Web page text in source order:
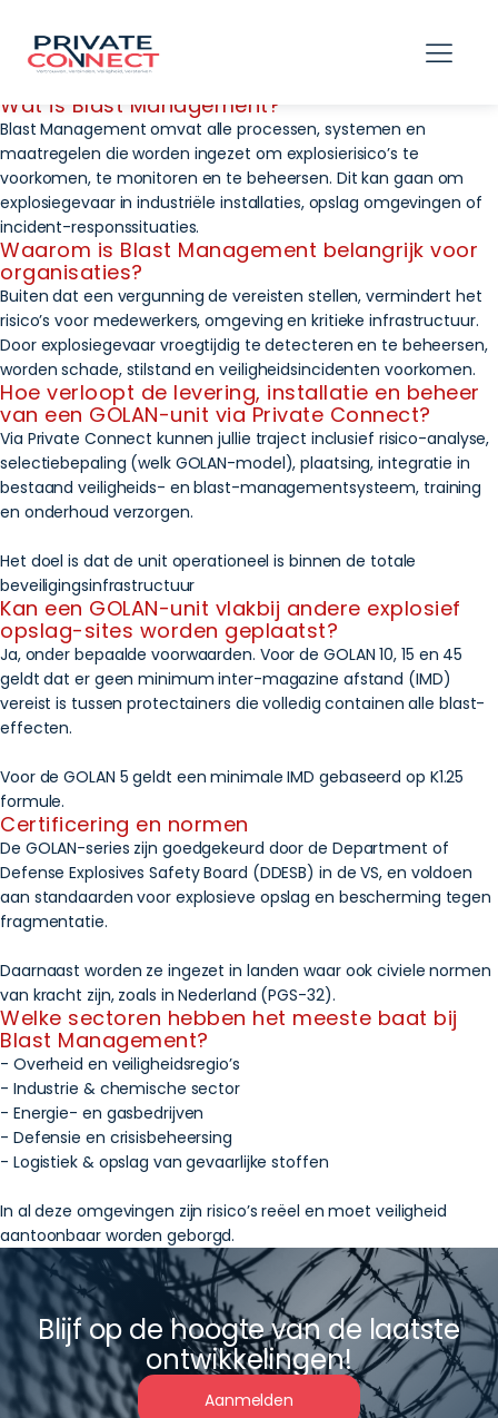
Wat is Blast Management?
Blast Management omvat alle processen, systemen en
maatregelen die worden ingezet om explosierisico’s te
voorkomen, te monitoren en te beheersen. Dit kan gaan om
explosiegevaar in industriële installaties, opslag omgevingen of
incident-responssituaties.
Waarom is Blast Management belangrijk voor
organisaties?
Buiten dat een vergunning de vereisten stellen, vermindert het
risico’s voor medewerkers, omgeving en kritieke infrastructuur.
Door explosiegevaar vroegtijdig te detecteren en te beheersen,
worden schade, stilstand en veiligheidsincidenten voorkomen.
Hoe verloopt de levering, installatie en beheer
van een GOLAN-unit via Private Connect?
Via Private Connect kunnen jullie traject inclusief risico-analyse,
selectiebepaling (welk GOLAN-model), plaatsing, integratie in
bestaand veiligheids- en blast-managementsysteem, training
en onderhoud verzorgen.
Het doel is dat de unit operationeel is binnen de totale
beveiligingsinfrastructuur
Kan een GOLAN-unit vlakbij andere explosief
opslag-sites worden geplaatst?
Ja, onder bepaalde voorwaarden. Voor de GOLAN 10, 15 en 45
geldt dat er geen minimum inter-magazine afstand (IMD)
vereist is tussen protectainers die volledig containen alle blast-
effecten.
Voor de GOLAN 5 geldt een minimale IMD gebaseerd op K1.25
formule.
Certificering en normen
De GOLAN-series zijn goedgekeurd door de Department of
Defense Explosives Safety Board (DDESB) in de VS, en voldoen
aan standaarden voor explosieve opslag en bescherming tegen
fragmentatie.
Daarnaast worden ze ingezet in landen waar ook civiele normen
van kracht zijn, zoals in Nederland (PGS-32).
Welke sectoren hebben het meeste baat bij
Blast Management?
- Overheid en veiligheidsregio’s
- Industrie & chemische sector
- Energie- en gasbedrijven
- Defensie en crisisbeheersing
- Logistiek & opslag van gevaarlijke stoffen
In al deze omgevingen zijn risico’s reëel en moet veiligheid
aantoonbaar worden geborgd.
Blijf op de hoogte van de laatste
ontwikkelingen!
Aanmelden